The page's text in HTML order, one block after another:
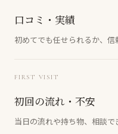
口コミ・実績
初めてでも任せられるか、信
FIRST VISIT
初回の流れ・不安
当日の流れや持ち物、相談で